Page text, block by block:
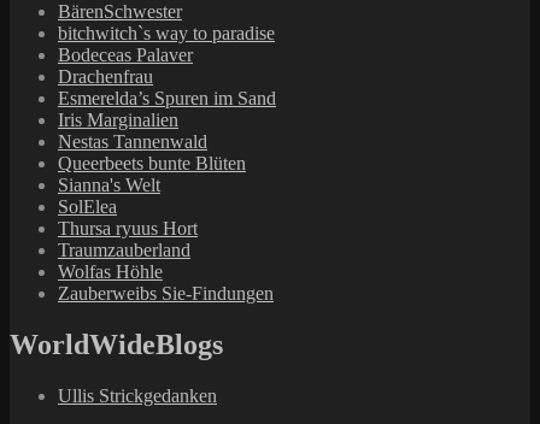
BärenSchwester
bitchwitch`s way to paradise
Bodeceas Palaver
Drachenfrau
Esmerelda’s Spuren im Sand
Iris Marginalien
Nestas Tannenwald
Queerbeets bunte Blüten
Sianna's Welt
SolElea
Thursa ryuus Hort
Traumzauberland
Wolfas Höhle
Zauberweibs Sie-Findungen
WorldWideBlogs
Ullis Strickgedanken